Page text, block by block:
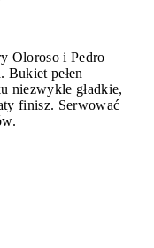
Oloroso i Pedro
Bukiet pełen
niezwykle gładkie,
finisz. Serwować